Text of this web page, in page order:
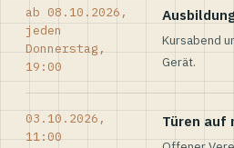
ab 08.10.2026,
jeden
Donnerstag,
19:00
Kursabend
Gerät.
03.10.2026,
11:00
Türen auf